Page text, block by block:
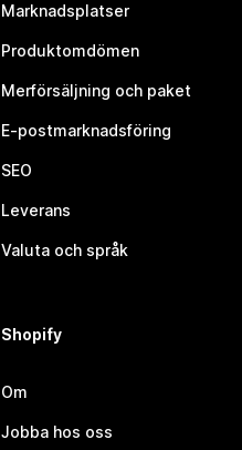
Marknadsplatser
Produktomdömen
Merförsäljning och paket
E-postmarknadsföring
SEO
Leverans
Valuta och språk
Shopify
Om
Jobba hos oss